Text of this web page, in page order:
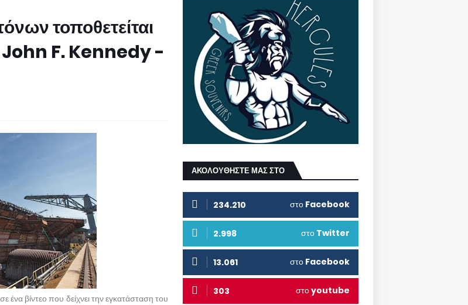
τοποθετείται
John F. Kennedy -
βίντεο που δείχνει την εγκατάσταση του
ΑΚΟΛΟΥΘΗΣΤΕ ΜΑΣ ΣΤΟ
234.210 στο Facebook
2.998 στο Twitter
13.061 στο Facebook
303 στοyoutube